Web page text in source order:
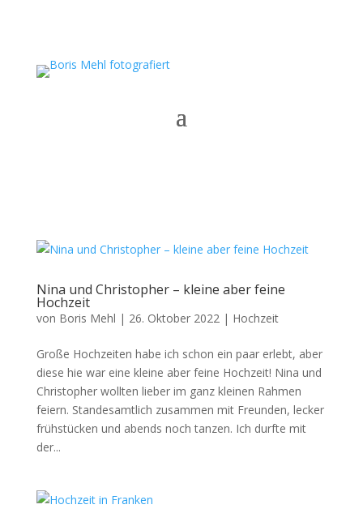
Nina und Christopher – kleine aber feine
Hochzeit
von Boris Mehl | 26. Oktober 2022| Hochzeit
Große Hochzeiten habe ich schon ein paar erlebt, aber
diese hie war eine kleine aber feine Hochzeit! Nina und
Christopher wollten lieber im ganz kleinen Rahmen
feiern. Standesamtlich zusammen mit Freunden, lecker
frühstücken und abends noch tanzen. Ich durfte mit
der...